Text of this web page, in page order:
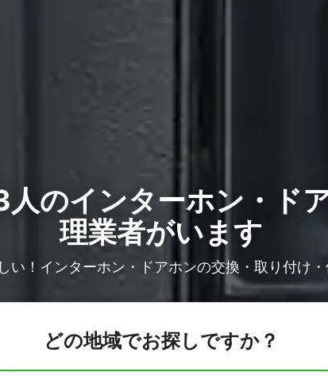
人のインターホン・ド
理業者がいます
い！インターホン・ドアホンの交換・取り付け・
どの地域でお探しですか？